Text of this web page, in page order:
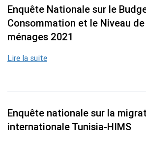
Enquête Nationale sur le
Consommation et le Niveau
ménages 2021
Lire la suite
Enquête nationale sur la
internationale Tunisia-HIMS